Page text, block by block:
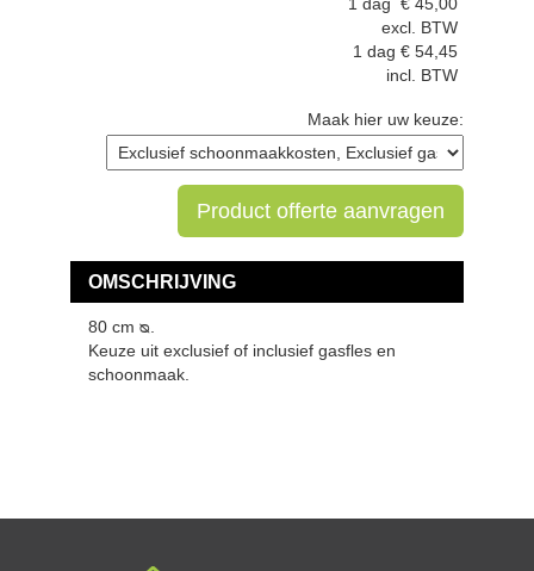
excl. BTW
1 dag € 54,45
incl. BTW
Maak hier uw keuze:
Product offerte aanvragen
OMSCHRIJVING
80 cm ᴓ.
Keuze uit exclusief of inclusief gasfles en
schoonmaak.